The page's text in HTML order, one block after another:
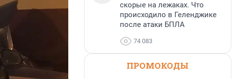
скорые на лежаках. Что
происходило в Геленджике
после атаки БПЛА
74 083
ПРОМОКОДЫ